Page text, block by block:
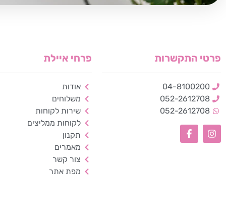
פרטי התקשרות
04-8100200
052-2612708
052-2612708
פרחי איילת
אודות
משלוחים
שירות לקוחות
לקוחות ממליצים
תקנון
מאמרים
צור קשר
מפת אתר